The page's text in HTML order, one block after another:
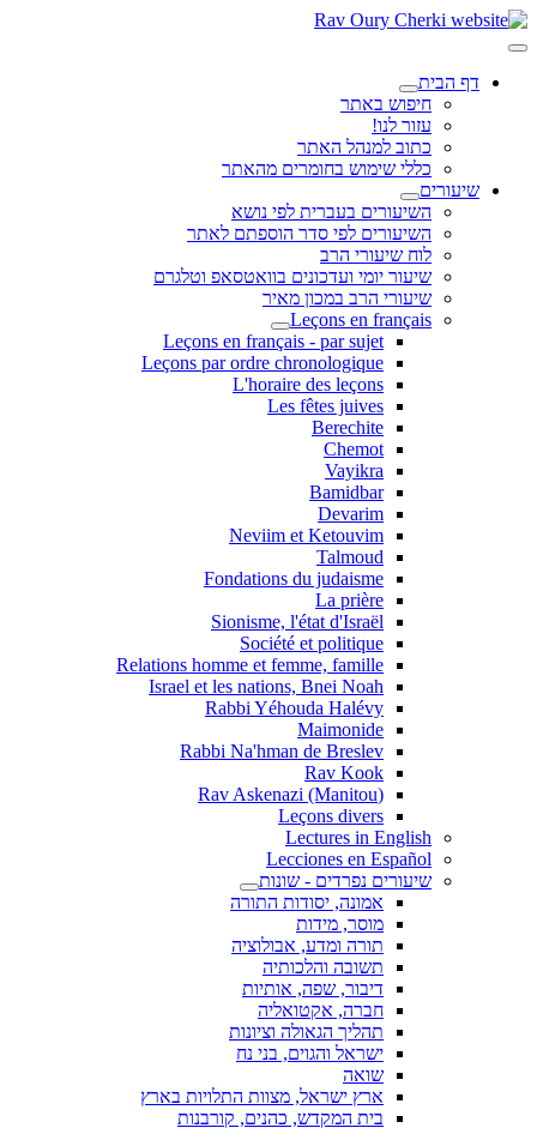
דף הבית
חיפוש באתר
עזור לנו!
כתוב למנהל האתר
כללי שימוש בחומרים מהאתר
שיעורים
השיעורים בעברית לפי נושא
השיעורים לפי סדר הוספתם לאתר
לוח שיעורי הרב
שיעור יומי ועדכונים בוואטסאפ וטלגרם
שיעורי הרב במכון מאיר
Leçons en français
Leçons en français - par sujet
Leçons par ordre chronologique
L'horaire des leçons
Les fêtes juives
Berechite
Chemot
Vayikra
Bamidbar
Devarim
Neviim et Ketouvim
Talmoud
Fondations du judaisme
La prière
Sionisme, l'état d'Israël
Société et politique
Relations homme et femme, famille
Israel et les nations, Bnei Noah
Rabbi Yéhouda Halévy
Maimonide
Rabbi Na'hman de Breslev
Rav Kook
(Rav Askenazi (Manitou
Leçons divers
Lectures in English
Lecciones en Español
שיעורים נפרדים - שונות
אמונה, יסודות התורה
מוסר, מידות
תורה ומדע, אבולוציה
תשובה והלכותיה
דיבור, שפה, אותיות
חברה, אקטואליה
תהליך הגאולה וציונות
ישראל והגוים, בני נח
שואה
ארץ ישראל, מצוות התלויות בארץ
בית המקדש, כהנים, קורבנות